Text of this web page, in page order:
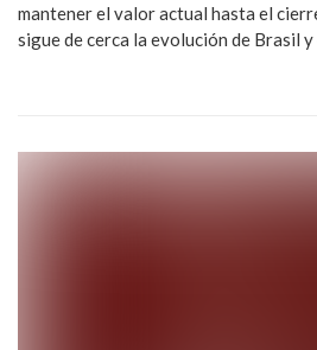
mantener el valor actual hasta el
sigue de cerca la evolución de Brasil